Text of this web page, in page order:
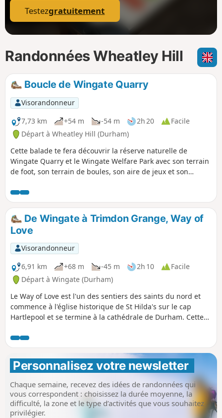
Testezgratuitement
Randonnées Wheatley Hill
Boucle de Wingate Quarry
Visorandonneur
7,73 km
+54 m -54 m 2h 20
Facile
Départ à Wheatley Hill (Durham)
Cette balade te fera découvrir la réserve naturelle de
Wingate Quarry et le Wingate Welfare Park avec son terrain
de foot, son terrain de boules, son aire de jeux et son
passe par le site de la mine Wingate Grange, puis, au
retour, suit l'ancienne voie ferrée de Wingate.
De Wingate à Trimdon Grange, Way of
Love
Visorandonneur
6,91 km
+68 m -45 m 2h 10
Facile
Départ à Wingate (Durham)
Le Way of Love est l'un des sentiers des saints du nord et
commence à l'église historique de St Hilda's sur le cap
Hartlepool et se termine à la cathédrale de Durham. Cette
communautés minières des Trimdons, Trimdon Station
(Deaf Hill), Trimdon Colliery, Trimdon Village et se termine à
Trimdon Grange. Le chemin traverse maintenant des bois et
des champs verdoyants, mais tu pourras peut-être
apercevoir des traces de l'activité minière dans la région
pendant ta balade.
Personnalisez votre newsletter
Chaque semaine, recevez des idées de randonnées qui
vous correspondent : choisissez la durée moyenne, la
difficulté, la zone et le type d’activités que vous souhaitez
privilégier.